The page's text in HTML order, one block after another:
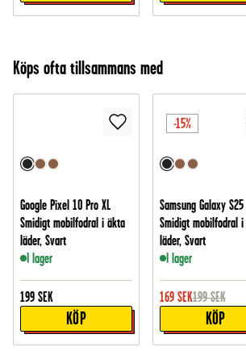
Köps ofta tillsammans med
Google Pixel 10 Pro XL
Smidigt mobilfodral i äkta
läder, Svart
I lager
199 SEK
KÖP
-15%
Samsung Galaxy S25
Smidigt mobilfodral
läder, Svart
I lager
169 SEK199 SEK
KÖP